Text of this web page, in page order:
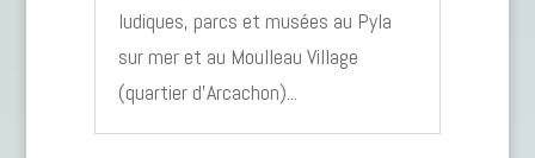
ludiques, parcs et musées au Pyla
sur mer et au Moulleau Village
(quartier d'Arcachon)...